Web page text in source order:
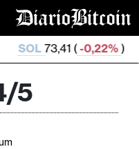
-0,22%) TRX0,326
5